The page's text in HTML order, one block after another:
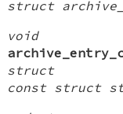
struct
void
struct
const struct